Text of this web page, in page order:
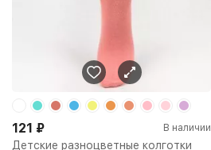
Детские разноцветные колготки
121 ₽ В наличии